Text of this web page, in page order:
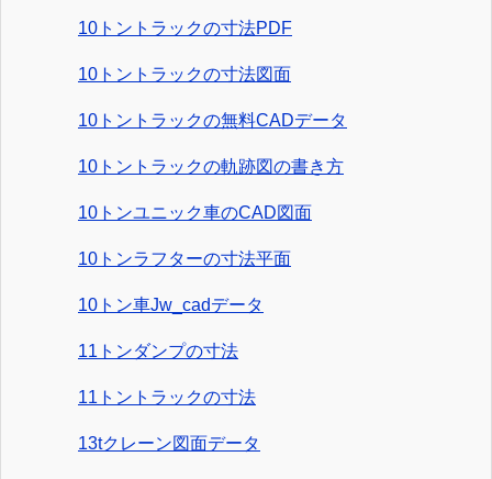
10トントラックの寸法PDF
10トントラックの寸法図面
10トントラックの無料CADデータ
10トントラックの軌跡図の書き方
10トンユニック車のCAD図面
10トンラフターの寸法平面
10トン車Jw_cadデータ
11トンダンプの寸法
11トントラックの寸法
13tクレーン図面データ